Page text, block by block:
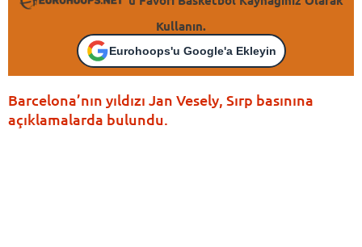
Kullanın.
Eurohoops'u Google'a Ekleyin
Barcelona’nın yıldızı Jan Vesely, Sırp basınına
açıklamalarda bulundu.